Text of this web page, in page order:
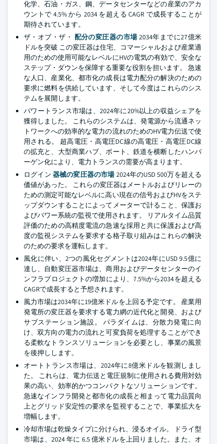
化学、石油・ガス、鋼、データセンターなどの産業のアカ
ウントで 4.5% から 2034 を超える CAGR で成長することが
期待されています。
ザ・オブ・ザ・ 配分の変圧器の市場2034年までに27億米
ドルを突破 この変圧器は住宅、コマーシャルおよび産業適
用のための使用可能なレベルにHVの電気の有効で、安全な
ステップ・ダウンを保障する重要な役割を担います。 急速
な人口、産業化、都市化の成長は電力配分の解決のための
要求に燃料を供給しています、そして今度はこれらのシス
テムを展開します。
パワートランス市場は、2024年に20%以上の収益シェアを
獲得しました。 これらのシステムは、発電源から流通ネッ
トワークへの効率的な電力の流れのためのHV電力伝送で使
用される。 超高電圧・高電圧DC線の高電圧・高電圧DC線
の拡充と、大型商業ハブ、ポート、鉄道を横断したハンバ
ーゲン化により、電力トランスの需要が高まります。
ログイン 器械の変圧器の市場2024年のUSD 500万を超える
価値があった。 これらの変圧器はメートルおよびリレーの
ための測定可能なレベルに高い現在の信号およびHVをステ
ップダウンすることによってメーターで計ること、保護お
よびパワー系統の監視で使用されます。 リアルタイム品質
評価のための高精度電流の急速な採用と共に保護および高
度の監視システムを要求する格子取り組みはこれらの解決
のための要求を運転します。
風化に伴い、2つの風化セグメントは2024年にUSD 9.5億に
達し、自動変圧器市場は、商用およびデータセンターのイ
ンフラプロジェクトの増加により、7.5%から2034を超える
CAGRで成長すると予想されます。
風力市場は2034年に19億米ドルを上回る予定です。 産業用
発電所の変圧器を要求する電力網の近代化と開発、および
サブステーション施設。 パラダイムは、分散力発電に向
け、双方向の電力の流れと可変負荷を処理することができ
る柔軟なトランスソリューションを必要とし、事業の風景
を後押しします。
オートトランス市場は、2024年に8億米ドルを観測しまし
た。 これらは、電力伝送と電圧規制に使用される費用対効
果の高い、効率的かつコンパクトなソリューションです。
急速なインフラ開発と都市化の成長と相まって電力品質向
上とグリッド安定性の要求を監視することで、事業拡大を
増幅します。
冷却市場は乾燥タイプに分けられ、浸るオイル。 ドライ型
市場は、2024 年に 6.5 億米ドルを上回りました。また、オ